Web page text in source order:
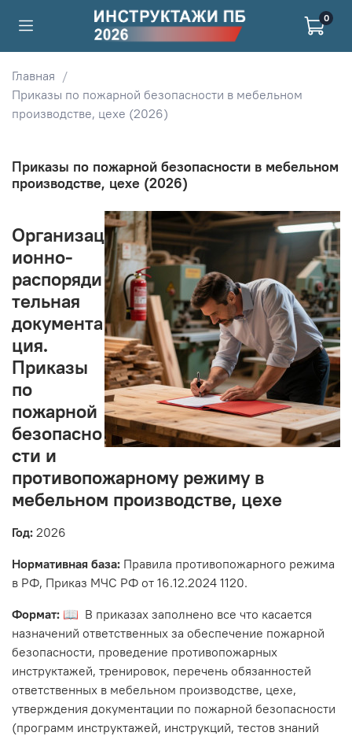
0
Главная
Приказы по пожарной безопасности в мебельном
производстве, цехе (2026)
Приказы по пожарной безопасности в мебельном
производстве, цехе (2026)
Организац
ионно-
распоряди
тельная
документа
ция.
Приказы
по
пожарной
безопасно
сти и
противопожарному режиму в
мебельном производстве, цехе
Год: 2026
Нормативная база: Правила противопожарного режима
в РФ, Приказ МЧС РФ от 16.12.2024 1120.
Формат: 📖 В приказах заполнено все что касается
назначений ответственных за обеспечение пожарной
безопасности, проведение противопожарных
инструктажей, тренировок, перечень обязанностей
ответственных в мебельном производстве, цехе,
утверждения документации по пожарной безопасности
(программ инструктажей, инструкций, тестов знаний